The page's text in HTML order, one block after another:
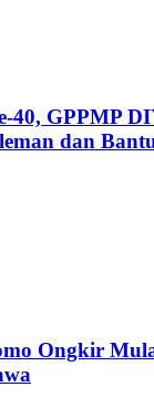
40, GPPMP
dan
Ongkir